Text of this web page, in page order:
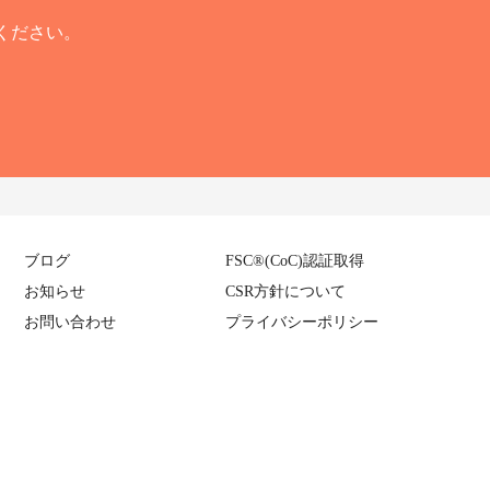
さい。
ブログ
お知らせ
お問い合わせ
FSC®(CoC)認証取得
CSR方針について
プライバシーポリシー